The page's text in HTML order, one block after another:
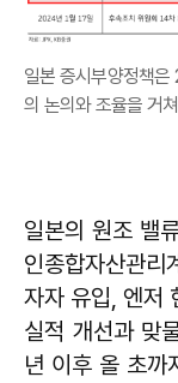
일본 증시부양정책
의 논의와 조율을 거
일본의 원조 밸
인종합자산관
자자 유입, 엔저
실적 개선과 맞
년 이후 올 초